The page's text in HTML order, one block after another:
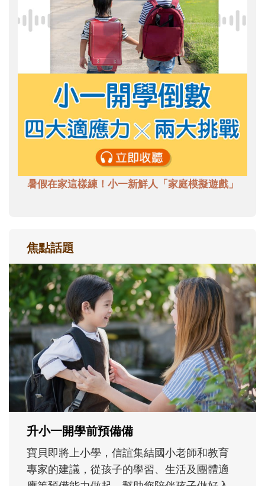
暑假在家這樣練！小一新鮮人「家庭模擬遊戲」
焦點話題
和孩子一起長大的那個男人│讀懂父親的
不同模樣
沒有人天生就擅長當爸爸！男人總是在一次
次「前所未有」的體驗中，跟著孩子一起長
大。從給予安全感的肢體遊戲，到獨立自
主、角色認同及解決問題的能力養成。爸爸
正嘗試用不同的模樣，參與孩子每個重要的